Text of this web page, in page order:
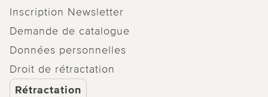
Inscription Newsletter
Demande de catalogue
Données personnelles
Droit de rétractation
Rétractation